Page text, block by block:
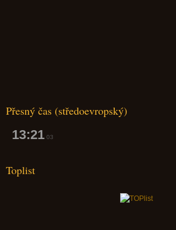
Přesný čas (středoevropský)
13:21 04
Toplist